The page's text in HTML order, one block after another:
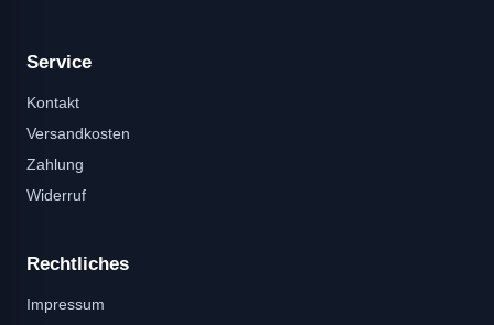
Service
Kontakt
Versandkosten
Zahlung
Widerruf
Rechtliches
Impressum